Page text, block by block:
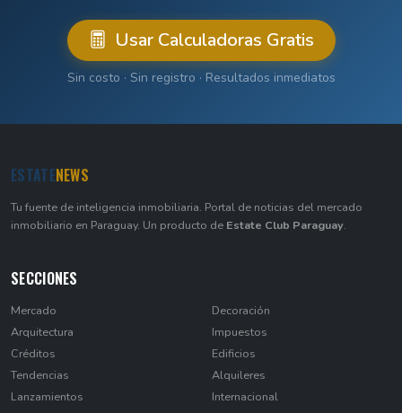
Usar Calculadoras Gratis
Sin costo · Sin registro · Resultados inmediatos
ESTATENEWS
Tu fuente de inteligencia inmobiliaria. Portal de noticias del mercado
inmobiliario en Paraguay. Un producto de Estate Club Paraguay.
SECCIONES
Mercado
Arquitectura
Créditos
Tendencias
Lanzamientos
Decoración
Impuestos
Edificios
Alquileres
Internacional